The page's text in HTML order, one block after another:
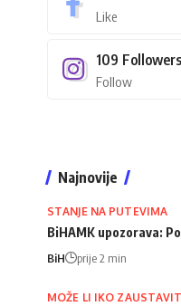
Like
109 Followers
Follow
Najnovije
STANJE NA PUTEVIMA
BiHAMK upozorava:
BiH prije 2 min
MOŽE LI IKO